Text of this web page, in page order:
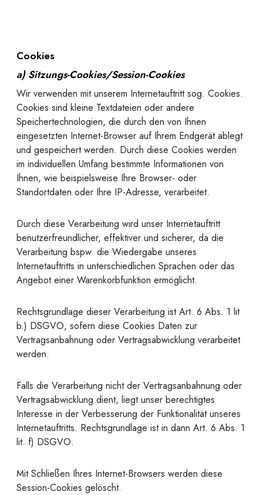
Cookies
a) Sitzungs-Cookies/Session-Cookies
Wir verwenden mit unserem Internetauftritt sog. Cookies.
Cookies sind kleine Textdateien oder andere
Speichertechnologien, die durch den von Ihnen
eingesetzten Internet-Browser auf Ihrem Endgerät ablegt
und gespeichert werden. Durch diese Cookies werden
im individuellen Umfang bestimmte Informationen von
Ihnen, wie beispielsweise Ihre Browser- oder
Standortdaten oder Ihre IP-Adresse, verarbeitet.
Durch diese Verarbeitung wird unser Internetauftritt
benutzerfreundlicher, effektiver und sicherer, da die
Verarbeitung bspw. die Wiedergabe unseres
Internetauftritts in unterschiedlichen Sprachen oder das
Angebot einer Warenkorbfunktion ermöglicht.
Rechtsgrundlage dieser Verarbeitung ist Art. 6 Abs. 1 lit
b.) DSGVO, sofern diese Cookies Daten zur
Vertragsanbahnung oder Vertragsabwicklung verarbeitet
werden.
Falls die Verarbeitung nicht der Vertragsanbahnung oder
Vertragsabwicklung dient, liegt unser berechtigtes
Interesse in der Verbesserung der Funktionalität unseres
Internetauftritts. Rechtsgrundlage ist in dann Art. 6 Abs. 1
lit. f) DSGVO.
Mit Schließen Ihres Internet-Browsers werden diese
Session-Cookies gelöscht.